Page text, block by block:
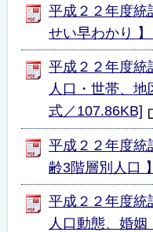
平成２２年度
せい早わかり
平成２２年度
人口・世帯、
式／107.86KB]
平成２２年度
齢3階層別人口
平成２２年度
人口動態、婚